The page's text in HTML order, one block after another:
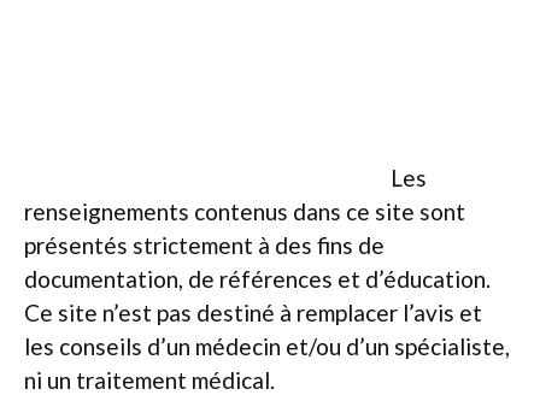
Les
renseignements contenus dans ce site sont
présentés strictement à des fins de
documentation, de références et d’éducation.
Ce site n’est pas destiné à remplacer l’avis et
les conseils d’un médecin et/ou d’un spécialiste,
ni un traitement médical.